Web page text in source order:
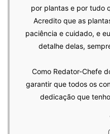
por plantas e por tudo
Acredito que as
paciência e cuidado, e
detalhe delas,
Como Redator-Chefe
garantir que todos os
dedicação que